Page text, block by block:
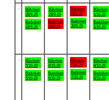
Båtviken
28/9-26
Badviken
28/9-26
Båtviken
29/9-26
Badviken
29/9-26
Båtviken
30/9-26
Badviken
30/9-26
Båtviken
1/10-26
Badviken
1/10-26
Båtviken
5/10-26
Badviken
5/10-26
Båtviken
6/10-26
Badviken
6/10-26
Båtviken
7/10-26
Badviken
7/10-26
Båtviken
8/10-26
Badviken
8/10-26